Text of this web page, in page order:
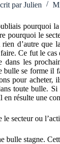
par Julien
pourquoi
pourquoi le
rien d’autre que
Ce fut le cas
dans les
se forme il
pour acheter,
toute bulle.
en résulte une
secteur ou
bulle stagne.